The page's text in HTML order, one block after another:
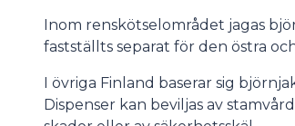
Inom renskötselområdet jagas
fastställts separat för den östra
I övriga Finland baserar sig
Dispenser kan beviljas av